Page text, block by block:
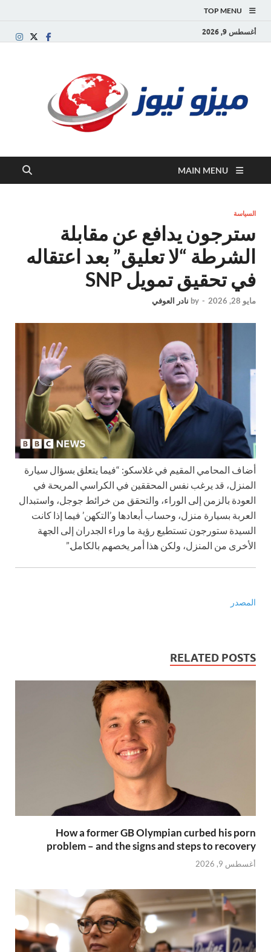
TOP MENU
أغسطس 9, 2026
MAIN MENU
السياسة
سترجون يدافع عن مقابلة
الشرطة “لا تعليق” بعد اعتقاله
في تحقيق تمويل SNP
مايو 28, 2026 -
by نادر العوفي
أضاف المحامي المقيم في غلاسكو: “فيما يتعلق بسؤال سيارة
المنزل، قد يرغب نفس المحققين في الكراسي المريحة في
العودة بالزمن إلى الوراء، والتحقق من خرائط جوجل، واستبدال
العربة بسيارة منزل، وحساب أبعادها و’التكهن’ فيما إذا كانت
السيدة ستورجون تستطيع رؤية ما وراء الجدران إلى الجهة
الأخرى من المنزل، ولكن هذا أمر يخصهم بالكامل.”
المصدر
RELATED POSTS
How a former GB Olympian curbed his porn
problem – and the signs and steps to recovery
أغسطس 9, 2026